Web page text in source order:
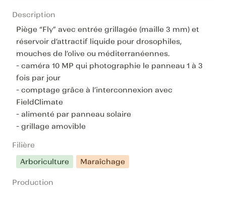
Description
Piège “Fly” avec entrée grillagée (maille 3 mm) et
réservoir d’attractif liquide pour drosophiles,
mouches de l’olive ou méditerranéennes.
- caméra 10 MP qui photographie le panneau 1 à 3
fois par jour
- comptage grâce à l’interconnexion avec
FieldClimate
- alimenté par panneau solaire
- grillage amovible
Filière
Arboriculture
Maraîchage
Production